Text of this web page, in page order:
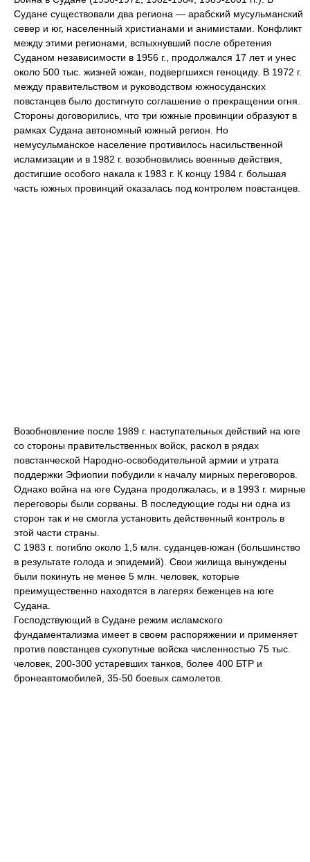
Судане существовали два региона — арабский мусульманский
север и юг, населенный христианами и анимистами. Конфликт
между этими регионами, вспыхнувший после обретения
Суданом независимости в 1956 г., продолжался 17 лет и унес
около 500 тыс. жизней южан, подвергшихся геноциду. В 1972 г.
между правительством и руководством южносуданских
повстанцев было достигнуто соглашение о прекращении огня.
Стороны договорились, что три южные провинции образуют в
рамках Судана автономный южный регион. Но
немусульманское население противилось насильственной
исламизации и в 1982 г. возобновились военные действия,
достигшие особого накала к 1983 г. К концу 1984 г. большая
часть южных провинций оказалась под контролем повстанцев.
Возобновление после 1989 г. наступательных действий на юге
со стороны правительственных войск, раскол в рядах
повстанческой Народно-освободительной армии и утрата
поддержки Эфиопии побудили к началу мирных переговоров.
Однако война на юге Судана продолжалась, и в 1993 г. мирные
переговоры были сорваны. В последующие годы ни одна из
сторон так и не смогла установить действенный контроль в
этой части страны.
С 1983 г. погибло около 1,5 млн. суданцев-южан (большинство
в результате голода и эпидемий). Свои жилища вынуждены
были покинуть не менее 5 млн. человек, которые
преимущественно находятся в лагерях беженцев на юге
Судана.
Господствующий в Судане режим исламского
фундаментализма имеет в своем распоряжении и применяет
против повстанцев сухопутные войска численностью 75 тыс.
человек, 200-300 устаревших танков, более 400 БТР и
бронеавтомобилей, 35-50 боевых самолетов.